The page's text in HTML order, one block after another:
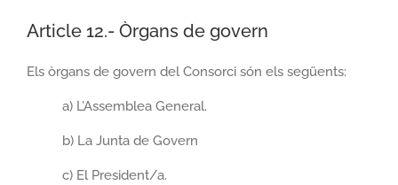
Article 12.- Òrgans de govern
Els òrgans de govern del Consorci són els següents:
a) L’Assemblea General.
b) La Junta de Govern
c) El President/a.